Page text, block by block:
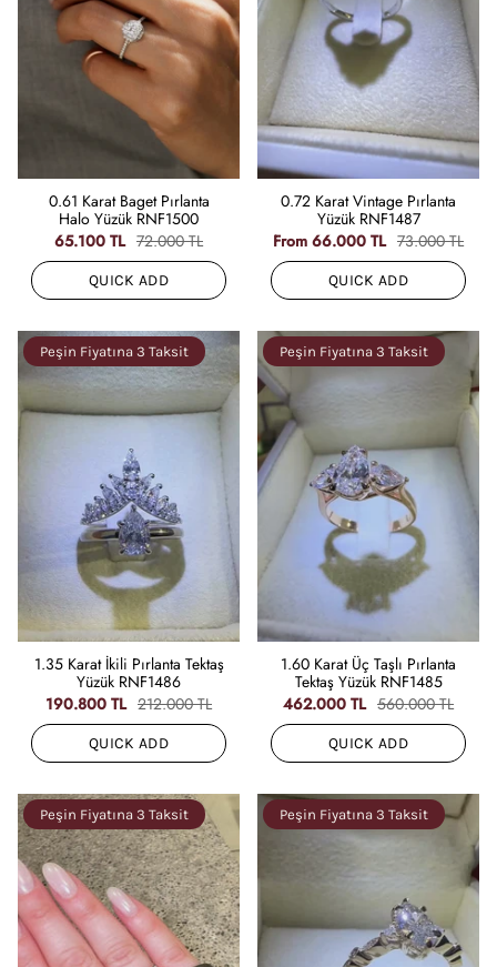
0.61 Karat Baget Pırlanta
Halo Yüzük RNF1500
65.100 TL 72.000 TL
QUICK ADD
0.72 Karat Vintage Pırlanta
Yüzük RNF1487
From 66.000 TL 73.000 TL
QUICK ADD
Peşin Fiyatına 3 Taksit
1.35 Karat İkili Pırlanta Tektaş
Yüzük RNF1486
190.800 TL 212.000 TL
QUICK ADD
Peşin Fiyatına 3 Taksit
1.60 Karat Üç Taşlı Pırlanta
Tektaş Yüzük RNF1485
462.000 TL 560.000 TL
QUICK ADD
Peşin Fiyatına 3 Taksit Peşin Fiyatına 3 Taksit